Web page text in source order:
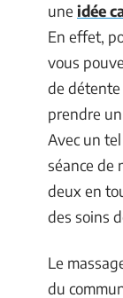
une idée
En effet,
vous
de
prendre
Avec un
séance de
deux en
des soins
Le
du